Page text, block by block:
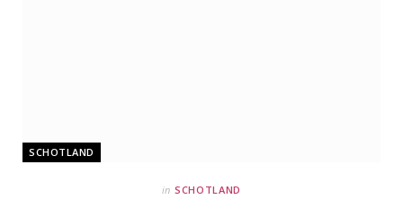
SCHOTLAND
in SCHOTLAND